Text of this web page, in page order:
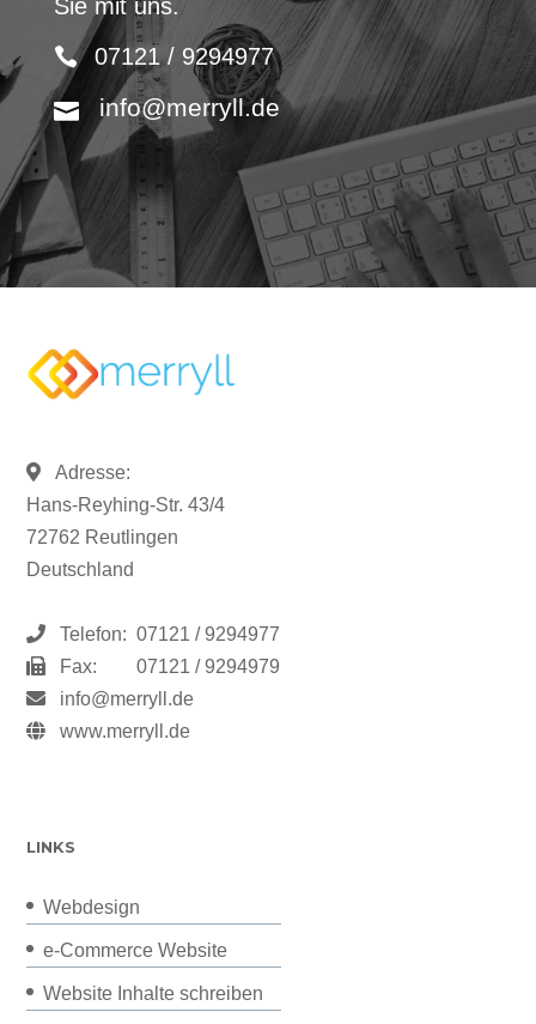
Sie mit uns.
07121 / 9294977
info@merryll.de
Adresse:
Hans-Reyhing-Str. 43/4
72762 Reutlingen
Deutschland
Telefon: 07121 / 9294977
Fax:
07121 / 9294979
info@merryll.de
www.merryll.de
LINKS
Webdesign
e-Commerce Website
Website Inhalte schreiben